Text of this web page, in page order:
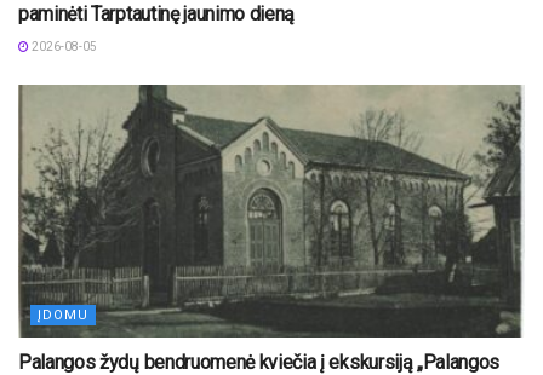
paminėti Tarptautinę jaunimo dieną
2026-08-05
ĮDOMU
Palangos žydų bendruomenė kviečia į ekskursiją „Palangos